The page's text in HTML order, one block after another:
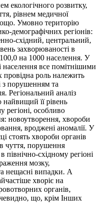
екологічного розвитку,
рівнем медичної
Умовно територію
демографічних регіонів:
східний, центральний,
захворюваності в
на 1000 населення. У
населення все помітнішими
роль належить
з порушенням та
Регіональний аналіз
найвищий її рівень
регіоні, особливо
новоутворення, хвороби
вроджені аномалії. У
стоять хвороби органів
чуття, порушення
північно-східному регіоні
мозку,
нещасні випадки. А
хворіє на
органів,
що, крім Інших